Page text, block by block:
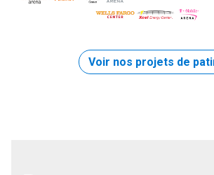
Voir nos projets de